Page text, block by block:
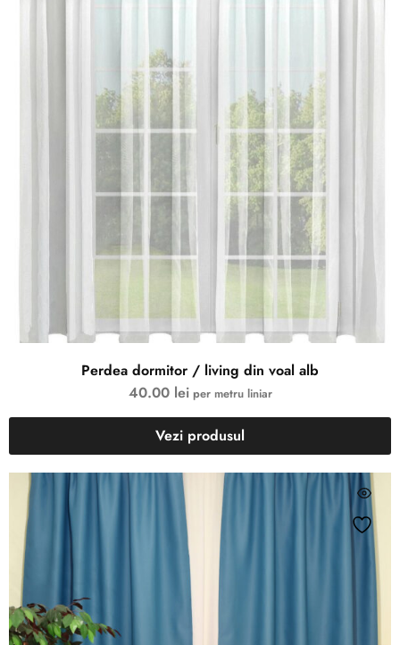
Perdea dormitor / living din voal alb
40.00 leiper metru liniar
Vezi produsul